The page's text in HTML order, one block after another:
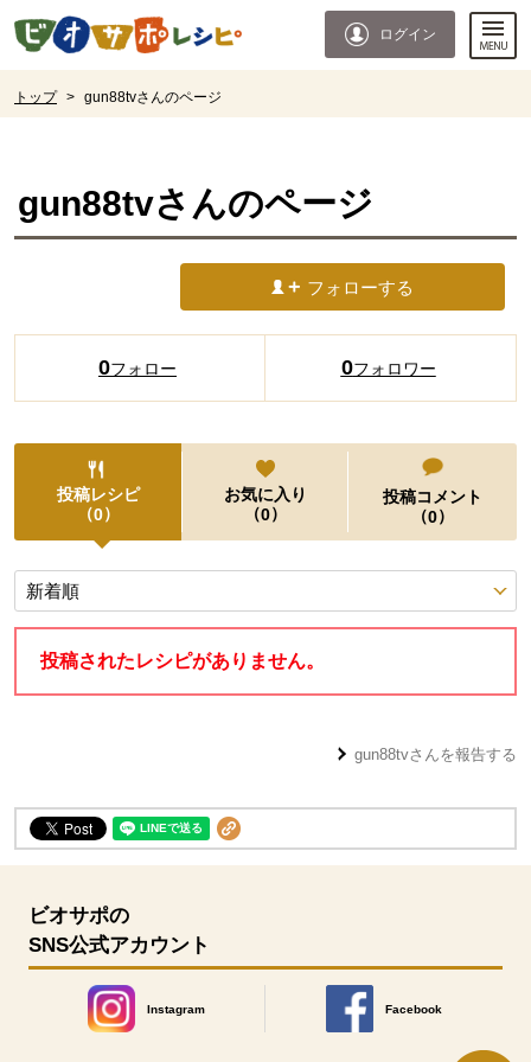
ページの先頭です。
ログイン
トップ > gun88tvさんのページ
gun88tvさんのページ
フォローする
0フォロー 0フォロワー
投稿レシピ
（0）
お気に入り
（0）
投稿コメント
（0）
投稿レシピ
投稿されたレシピがありません。
gun88tvさんを報告する
ビオサポの
SNS公式アカウント
Instagram
別のウィンドウで開きます。
Facebook
別のウィンドウで開きます